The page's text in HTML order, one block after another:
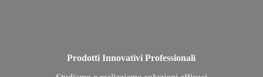
Prodotti Innovativi Professionali